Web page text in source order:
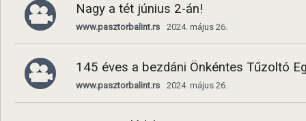
Nagy a tét június 2-án!
www.pasztorbalint.rs 2024. május 26.
145 éves a bezdáni Önkéntes Tűzoltó
www.pasztorbalint.rs 2024. május 26.